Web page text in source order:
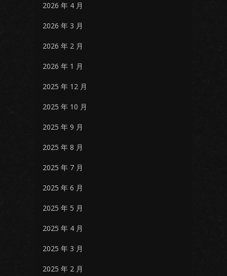
2026 年 4 月
2026 年 3 月
2026 年 2 月
2026 年 1 月
2025 年 12 月
2025 年 10 月
2025 年 9 月
2025 年 8 月
2025 年 7 月
2025 年 6 月
2025 年 5 月
2025 年 4 月
2025 年 3 月
2025 年 2 月